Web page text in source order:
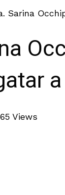
Sarina
65 Views